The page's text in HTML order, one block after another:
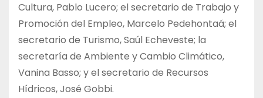
Cultura, Pablo Lucero; el secretario de Trabajo y
Promoción del Empleo, Marcelo Pedehontaá; el
secretario de Turismo, Saúl Echeveste; la
secretaría de Ambiente y Cambio Climático,
Vanina Basso; y el secretario de Recursos
Hídricos, José Gobbi.